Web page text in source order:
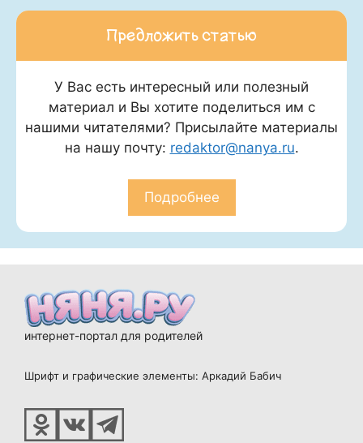
Предложить статью
У Вас есть интересный или полезный
материал и Вы хотите поделиться им с
нашими читателями? Присылайте материалы
на нашу почту: redaktor@nanya.ru.
Подробнее
интернет-портал для родителей
Шрифт и графические элементы: Аркадий Бабич